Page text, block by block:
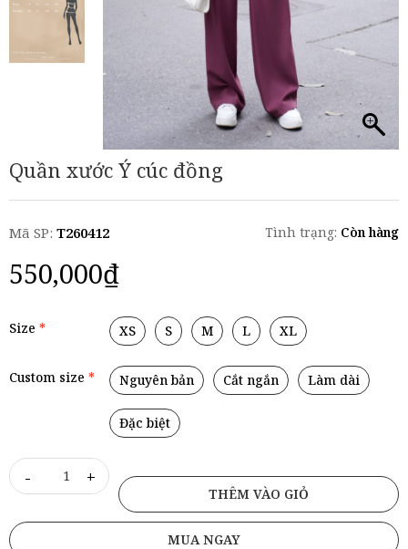
Quần xước Ý cúc đồng
Mã SP: T260412 Tình trạng: Còn hàng
550,000₫
Size XS S M L XL
Custom size Nguyên bản Cắt ngắn Làm dài
Đặc biệt
+
-
THÊM VÀO GIỎ
MUA NGAY